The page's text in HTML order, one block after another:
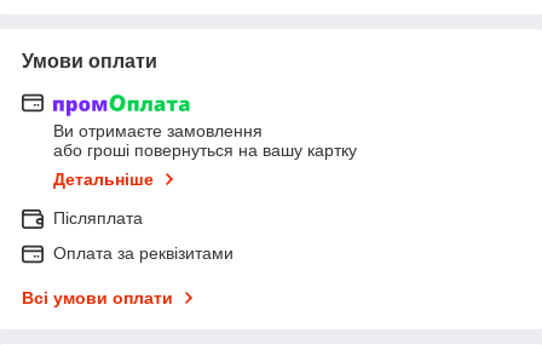
Умови оплати
Ви отримаєте замовлення
або гроші повернуться на вашу картку
Детальніше
Післяплата
Оплата за реквізитами
Всі умови оплати